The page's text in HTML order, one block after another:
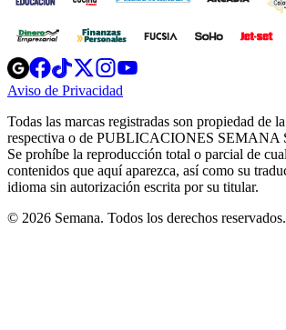
Opens
in
new
Opens
in
new
Opens
in
new
window
Opens
new
windowwindow
Aviso de Privacidad
new
window
Todas las marcas registradas son propiedad de
respectiva o de PUBLICACIONES SEMANA
Se prohíbe la reproducción total o parcial de
contenidos que aquí aparezca, así como su
idioma sin autorización escrita por su titular.
© 2026 Semana. Todos los derechos reservados.